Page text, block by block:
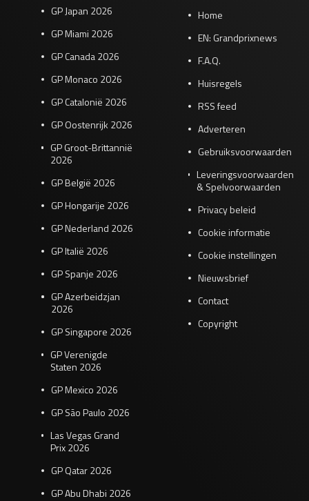
GP Japan 2026
GP Miami 2026
GP Canada 2026
GP Monaco 2026
GP Catalonië 2026
GP Oostenrijk 2026
GP Groot-Brittannië
2026
GP België 2026
GP Hongarije 2026
GP Nederland 2026
GP Italië 2026
GP Spanje 2026
GP Azerbeidzjan
2026
GP Singapore 2026
GP Verenigde
Staten 2026
GP Mexico 2026
GP São Paulo 2026
Las Vegas Grand
Prix 2026
GP Qatar 2026
GP Abu Dhabi 2026
Home
EN: Grandprixnews
F.A.Q.
Huisregels
RSS feed
Adverteren
Gebruiksvoorwaarden
Leveringsvoorwaarden
& Spelvoorwaarden
Privacy beleid
Cookie informatie
Cookie instellingen
Nieuwsbrief
Contact
Copyright